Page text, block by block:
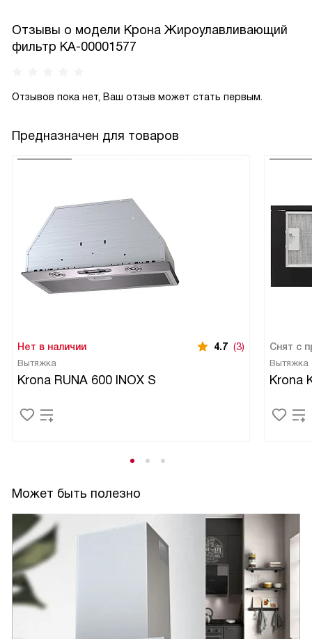
Может быть полезно
Отзывы о модели Крона Жироулавливающий
фильтр КА-00001577
Отзывов пока нет, Ваш отзыв может стать первым.
Предназначен для товаров
Нет в наличии 4.7 (3)
Вытяжка
Krona RUNA 600 INOX S
Снят с
Вытяжка
Krona